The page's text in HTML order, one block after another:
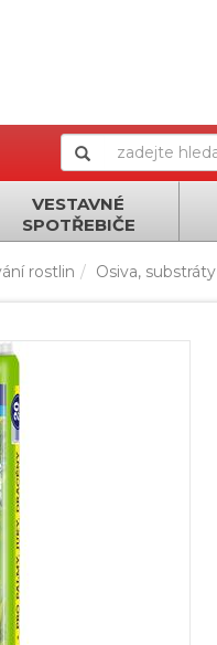
VESTAVNÉ
SPOTŘEBIČE
rostlin Osiva, substráty